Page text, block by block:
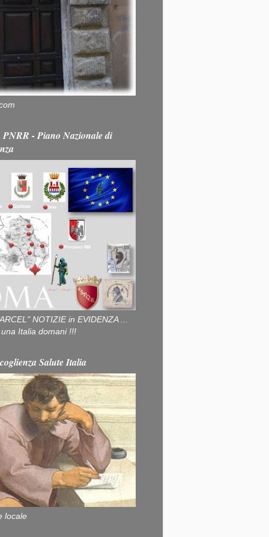
- Piano Nazionale di
NOTIZIE in EVIDENZA ...
Italia domani !!!
Salute Italia
locale